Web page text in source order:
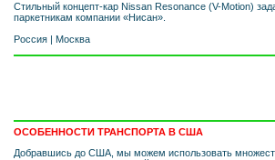
Стильный концепт-кар Nissan Resonance (V-Motion)
паркетникам компании «Нисан».
Россия
Москва
ОСОБЕННОСТИ ТРАНСПОРТА В США
Добравшись до США, мы можем использовать